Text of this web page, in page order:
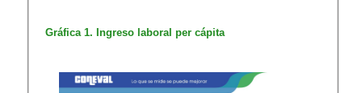
​Gráfica 1. Ingreso laboral per cápita